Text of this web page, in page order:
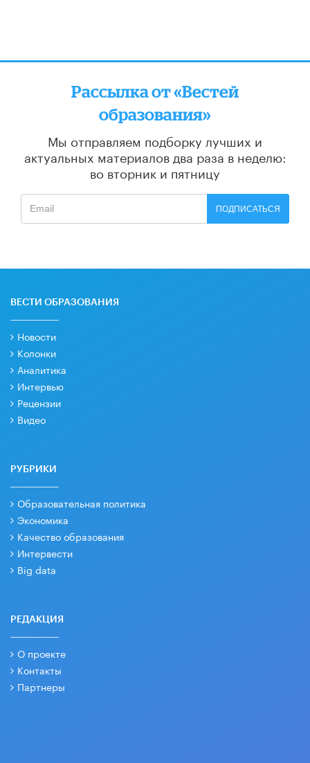
Рассылка от «Вестей
образования»
Мы отправляем подборку лучших и
актуальных материалов два раза в неделю:
во вторник и пятницу
ПОДПИСАТЬСЯ
ВЕСТИ ОБРАЗОВАНИЯ
Новости
Колонки
Аналитика
Интервью
Рецензии
Видео
РУБРИКИ
Образовательная политика
Экономика
Качество образования
Интервести
Big data
РЕДАКЦИЯ
О проекте
Контакты
Партнеры